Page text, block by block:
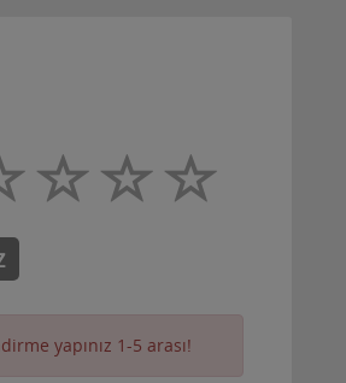
yapınız 1-5 arası!